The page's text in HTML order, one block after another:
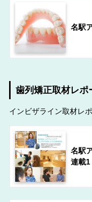
名駅
歯列矯正取材レポ
インビザライン取材レ
名駅
連載1